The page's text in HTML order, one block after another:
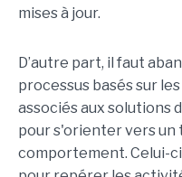
mises à jour.
D’autre part, il faut
processus basés sur
associés aux solutions
pour s'orienter vers un
comportement. Celui-